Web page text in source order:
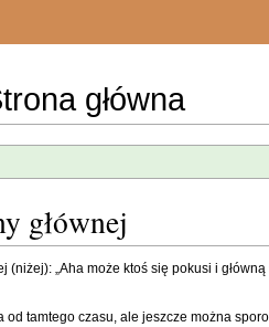
główna
głównej
(niżej): „Aha może ktoś się pokusi i
od tamtego czasu, ale jeszcze można